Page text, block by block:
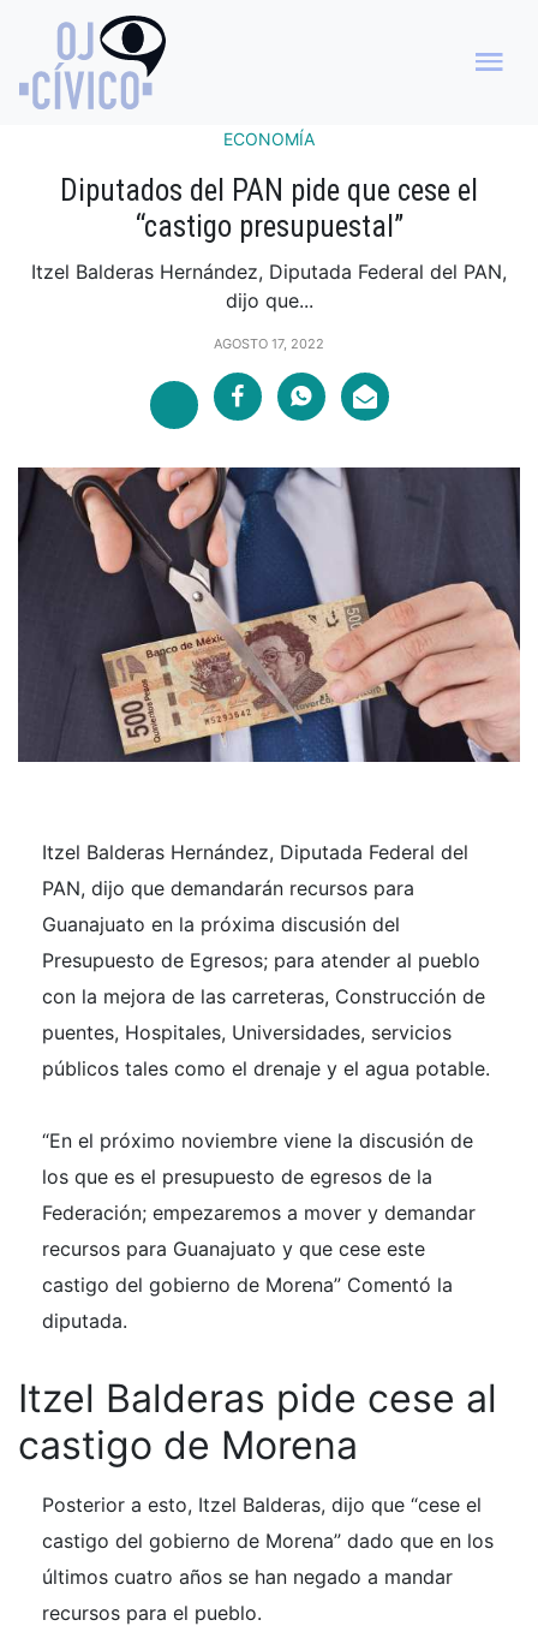
ECONOMÍA
Diputados del PAN pide que cese el
“castigo presupuestal”
Itzel Balderas Hernández, Diputada Federal del PAN,
dijo que...
AGOSTO 17, 2022
Itzel Balderas Hernández, Diputada Federal del
PAN, dijo que demandarán recursos para
Guanajuato en la próxima discusión del
Presupuesto de Egresos; para atender al pueblo
con la mejora de las carreteras, Construcción de
puentes, Hospitales, Universidades, servicios
públicos tales como el drenaje y el agua potable.
“En el próximo noviembre viene la discusión de
los que es el presupuesto de egresos de la
Federación; empezaremos a mover y demandar
recursos para Guanajuato y que cese este
castigo del gobierno de Morena” Comentó la
diputada.
Itzel Balderas pide cese al
castigo de Morena
Posterior a esto, Itzel Balderas, dijo que “cese el
castigo del gobierno de Morena” dado que en los
últimos cuatro años se han negado a mandar
recursos para el pueblo.